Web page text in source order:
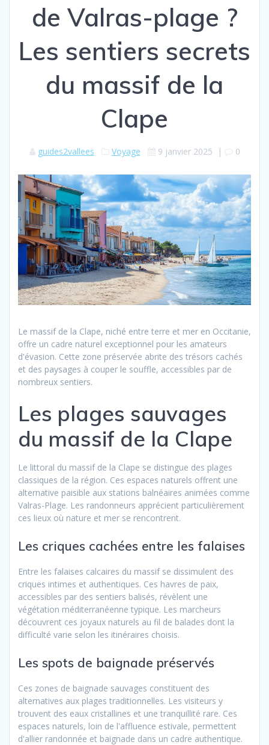
de Valras-plage ?
Les sentiers secrets
du massif de la
Clape
guides2vallees Voyage 9 janvier 2025 | 0
Le massif de la Clape, niché entre terre et mer en Occitanie,
offre un cadre naturel exceptionnel pour les amateurs
d'évasion. Cette zone préservée abrite des trésors cachés
et des paysages à couper le souffle, accessibles par de
nombreux sentiers.
Les plages sauvages
du massif de la Clape
Le littoral du massif de la Clape se distingue des plages
classiques de la région. Ces espaces naturels offrent une
alternative paisible aux stations balnéaires animées comme
Valras-Plage. Les randonneurs apprécient particulièrement
ces lieux où nature et mer se rencontrent.
Les criques cachées entre les falaises
Entre les falaises calcaires du massif se dissimulent des
criques intimes et authentiques. Ces havres de paix,
accessibles par des sentiers balisés, révèlent une
végétation méditerranéenne typique. Les marcheurs
découvrent ces joyaux naturels au fil de balades dont la
difficulté varie selon les itinéraires choisis.
Les spots de baignade préservés
Ces zones de baignade sauvages constituent des
alternatives aux plages traditionnelles. Les visiteurs y
trouvent des eaux cristallines et une tranquillité rare. Ces
espaces naturels, loin de l'affluence estivale, permettent
d'allier randonnée et baignade dans un cadre authentique.